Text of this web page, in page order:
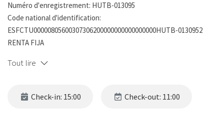
Numéro d'enregistrement: HUTB-013095
Code national d'identification:
ESFCTU00000805600307306200000000000000000HUTB-0130952
RENTA FIJA
Tout lire
Check-in: 15:00 Check-out: 11:00